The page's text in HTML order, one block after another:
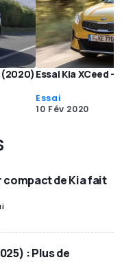
(2020) Essai Kia XCeed
Essai
10 Fév 2020
compact de Kia fait
: Plus de